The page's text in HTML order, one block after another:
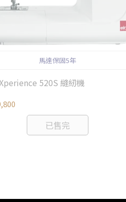
馬達保固5年
520S 縫紉機
已售完